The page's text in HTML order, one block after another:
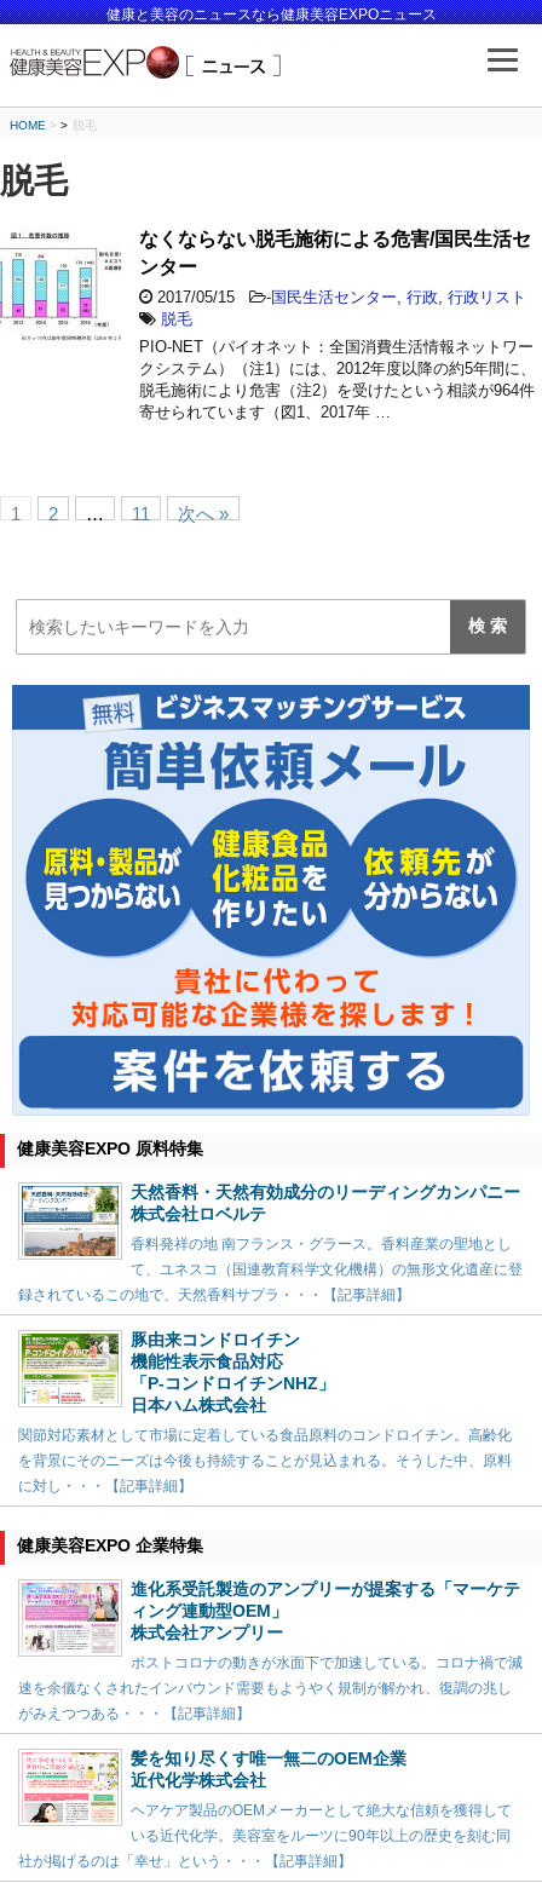
健康と美容のニュースなら健康美容EXPOニュース
HOME > 脱毛
脱毛
なくならない脱毛施術による危害/国民生活セ
ンター
2017/05/15 -国民生活センター 行政 行政リスト
脱毛
PIO-NET（パイオネット：全国消費生活情報ネットワー
クシステム）（注1）には、2012年度以降の約5年間に、
脱毛施術により危害（注2）を受けたという相談が964件
寄せられています（図1、2017年 …
1 2 … 11 次へ »
健康美容EXPO 原料特集
天然香料・天然有効成分のリーディングカンパニー
株式会社ロベルテ
香料発祥の地 南フランス・グラース。香料産業の聖地とし
て、ユネスコ（国連教育科学文化機構）の無形文化遺産に登
録されているこの地で、天然香料サプラ・・・【記事詳細】
豚由来コンドロイチン
機能性表示食品対応
「P-コンドロイチンNHZ」
日本ハム株式会社
関節対応素材として市場に定着している食品原料のコンドロイチン。高齢化
を背景にそのニーズは今後も持続することが見込まれる。そうした中、原料
に対し・・・【記事詳細】
健康美容EXPO 企業特集
進化系受託製造のアンプリーが提案する「マーケテ
ィング連動型OEM」
株式会社アンプリー
ポストコロナの動きが水面下で加速している。コロナ禍で減
速を余儀なくされたインバウンド需要もようやく規制が解かれ、復調の兆し
がみえつつある・・・【記事詳細】
髪を知り尽くす唯一無二のOEM企業
近代化学株式会社
ヘアケア製品のOEMメーカーとして絶大な信頼を獲得して
いる近代化学。美容室をルーツに90年以上の歴史を刻む同
社が掲げるのは「幸せ」という・・・【記事詳細】